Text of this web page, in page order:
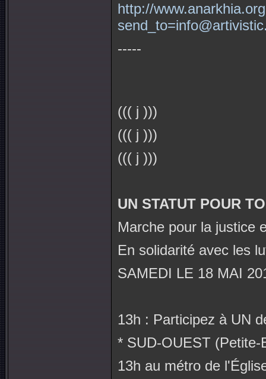
http://
-----
((( j )))
((( j )))
((( j )))
UN STATUT POUR
Marche pour la justice
En solidarité avec les
SAMEDI LE 18 MAI
13h : Participez à UN
* SUD-OUEST (Petite-
13h au métro de